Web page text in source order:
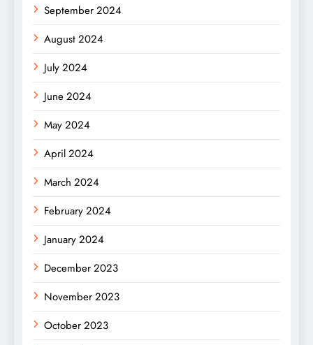
September 2024
August 2024
July 2024
June 2024
May 2024
April 2024
March 2024
February 2024
January 2024
December 2023
November 2023
October 2023